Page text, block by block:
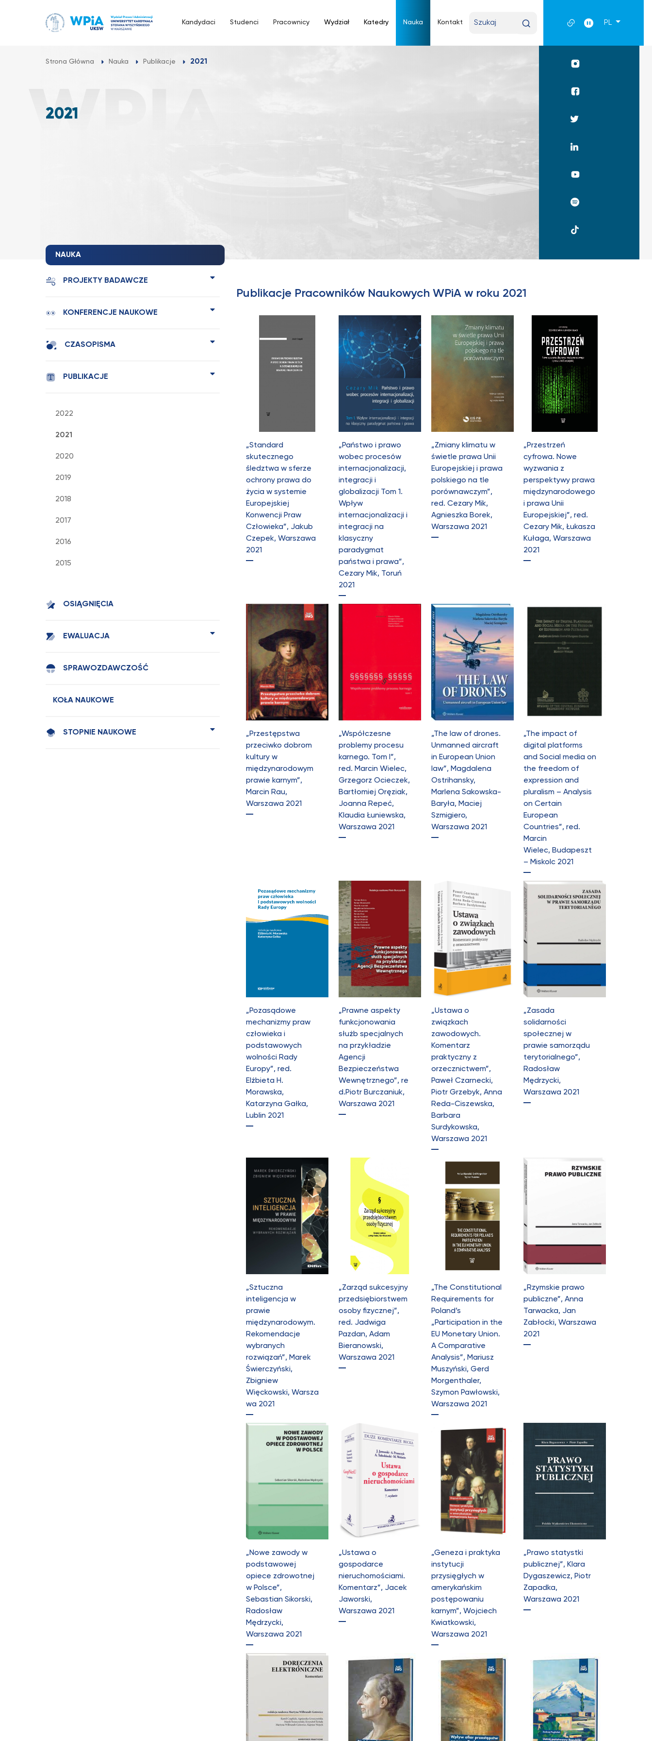
Kandydaci Studenci Pracownicy Wydział Katedry Nauka Kontakt
wyszukiwaną
PL
Strona Główna Nauka Publikacje 2021
2021
Profil
Profil
Profil
Profil
Linkedin
UKSW
UKSW
UKSW
NAUKA
PROJEKTY BADAWCZE
KONFERENCJE NAUKOWE
CZASOPISMA
PUBLIKACJE
2022
2021
2020
2019
2018
2017
2016
2015
OSIĄGNIĘCIA
EWALUACJA
SPRAWOZDAWCZOŚĆ
KOŁA NAUKOWE
STOPNIE NAUKOWE
Publikacje Pracowników Naukowych WPiA w roku 2021
„Standard
skutecznego
śledztwa w sferze
ochrony prawa do
życia w systemie
Europejskiej
Konwencji Praw
Człowieka”, Jakub
Czepek, Warszawa
2021
„Państwo i prawo
wobec procesów
internacjonalizacji,
integracji i
globalizacji Tom 1.
Wpływ
internacjonalizacji i
integracji na
klasyczny
paradygmat
państwa i prawa”,
Cezary Mik, Toruń
2021
„Zmiany klimatu w
świetle prawa Unii
Europejskiej i prawa
polskiego na tle
porównawczym”,
red. Cezary Mik,
Agnieszka Borek,
Warszawa 2021
„Przestrzeń
cyfrowa. Nowe
wyzwania z
perspektywy prawa
międzynarodowego
i prawa Unii
Europejskiej”, red.
Cezary Mik, Łukasza
Kułaga, Warszawa
2021
„Przestępstwa
przeciwko dobrom
kultury w
międzynarodowym
prawie karnym”,
Marcin Rau,
Warszawa 2021
„Współczesne
problemy procesu
karnego. Tom I”,
red. Marcin Wielec,
Grzegorz Ocieczek,
Bartłomiej Oręziak,
Joanna Repeć,
Klaudia Łuniewska,
Warszawa 2021
„The law of drones.
Unmanned aircraft
in European Union
law”, Magdalena
Ostrihansky,
Marlena Sakowska-
Baryła, Maciej
Szmigiero,
Warszawa 2021
„The impact of
digital platforms
and Social media on
the freedom of
expression and
pluralism – Analysis
on Certain
European
Countries”, red.
Marcin
Wielec, Budapeszt
– Miskolc 2021
„Pozasądowe
mechanizmy praw
człowieka i
podstawowych
wolności Rady
Europy”, red.
Elżbieta H.
Morawska,
Katarzyna Gałka,
Lublin 2021
„Prawne aspekty
funkcjonowania
służb specjalnych
na przykładzie
Agencji
Bezpieczeństwa
Wewnętrznego”, re
d.Piotr Burczaniuk,
Warszawa 2021
„Ustawa o
związkach
zawodowych.
Komentarz
praktyczny z
orzecznictwem”,
Paweł Czarnecki,
Piotr Grzebyk, Anna
Reda-Ciszewska,
Barbara
Surdykowska,
Warszawa 2021
„Zasada
solidarności
społecznej w
prawie samorządu
terytorialnego”,
Radosław
Mędrzycki,
Warszawa 2021
„Sztuczna
inteligencja w
prawie
międzynarodowym.
Rekomendacje
wybranych
rozwiązań”, Marek
Świerczyński,
Zbigniew
Więckowski, Warsza
wa 2021
„Zarząd sukcesyjny
przedsiębiorstwem
osoby fizycznej”,
red. Jadwiga
Pazdan, Adam
Bieranowski,
Warszawa 2021
„The Constitutional
Requirements for
Poland’s
„Participation in the
EU Monetary Union.
A Comparative
Analysis”, Mariusz
Muszyński, Gerd
Morgenthaler,
Szymon Pawłowski,
Warszawa 2021
„Rzymskie prawo
publiczne”, Anna
Tarwacka, Jan
Zabłocki, Warszawa
2021
„Nowe zawody w
podstawowej
opiece zdrowotnej
w Polsce”,
Sebastian Sikorski,
Radosław
Mędrzycki,
Warszawa 2021
„Ustawa o
gospodarce
nieruchomościami.
Komentarz”, Jacek
Jaworski,
Warszawa 2021
„Geneza i praktyka
instytucji
przysięgłych w
amerykańskim
postępowaniu
karnym”, Wojciech
Kwiatkowski,
Warszawa 2021
„Prawo statystki
publicznej”, Klara
Dygaszewicz, Piotr
Zapadka,
Warszawa 2021